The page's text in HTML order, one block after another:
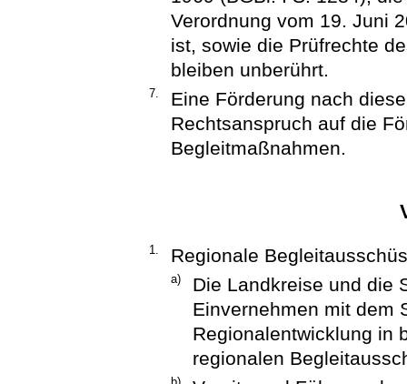
Verordnung vom 19. Juni
ist, sowie die Prüfrechte
bleiben unberührt.
7.
Eine Förderung nach
Rechtsanspruch auf die
Begleitmaßnahmen.
1. Regionale
a)
Die Landkreise und die
Einvernehmen mit dem
Regionalentwicklung in
regionalen